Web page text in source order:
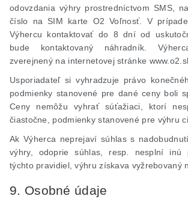
odovzdania výhry prostredníctvom SMS,
číslo na SIM karte O2 Voľnosť. V
Výhercu kontaktovať do 8 dní od
bude kontaktovaný náhradník.
zverejnený na internetovej stránke
Usporiadateľ si vyhradzuje právo
podmienky stanovené pre dané ceny boli
Ceny nemôžu vyhrať súťažiaci, ktorí
čiastočne, podmienky stanovené pre výhru
Ak Výherca neprejaví súhlas s
výhry, odoprie súhlas, resp. nesplní inú
týchto pravidiel, výhru získava vyžrebovaný
9. Osobné údaje